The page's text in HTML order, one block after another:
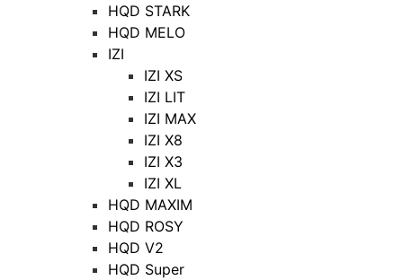
HQD STARK
HQD MELO
IZI
IZI XS
IZI LIT
IZI MAX
IZI X8
IZI X3
IZI XL
HQD MAXIM
HQD ROSY
HQD V2
HQD Super